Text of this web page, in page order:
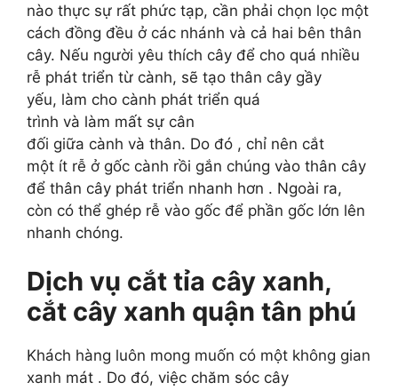
nào thực sự rất phức tạp, cần phải chọn lọc một
cách đồng đều ở các nhánh và cả hai bên thân
cây. Nếu người yêu thích cây để cho quá nhiều
rễ phát triển từ cành, sẽ tạo thân cây gầy
yếu, làm cho cành phát triển quá
trình và làm mất sự cân
đối giữa cành và thân. Do đó , chỉ nên cắt
một ít rễ ở gốc cành rồi gắn chúng vào thân cây
để thân cây phát triển nhanh hơn . Ngoài ra,
còn có thể ghép rễ vào gốc để phần gốc lớn lên
nhanh chóng.
Dịch vụ cắt tỉa cây xanh,
cắt cây xanh quận tân phú
Khách hàng luôn mong muốn có một không gian
xanh mát . Do đó, việc chăm sóc cây